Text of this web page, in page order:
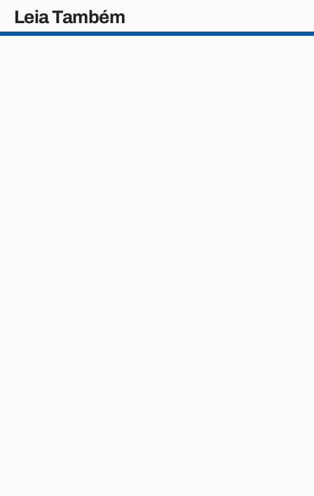
Leia Também